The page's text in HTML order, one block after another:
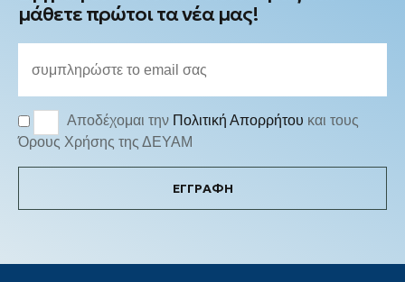
μάθετε πρώτοι τα νέα μας!
Αποδέχομαι την Πολιτική Απορρήτου και τους
Όρους Χρήσης της ΔΕΥΑΜ
ΕΓΓΡΑΦΗ